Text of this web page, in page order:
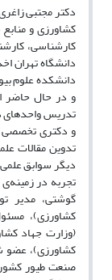
دکتر مجتبی
کشاورزی و
کارشناسی،
دانشگاه تهران
دانشکده علوم
و در حال حاضر
تدریس واحدهای
و دکتری تخصصی
تدوین مقالات
تجربه در
گوشتی، مدیر
کشاورزی)،
(وزارت جهاد
کشاورزی)، عضو
صنعت طیور